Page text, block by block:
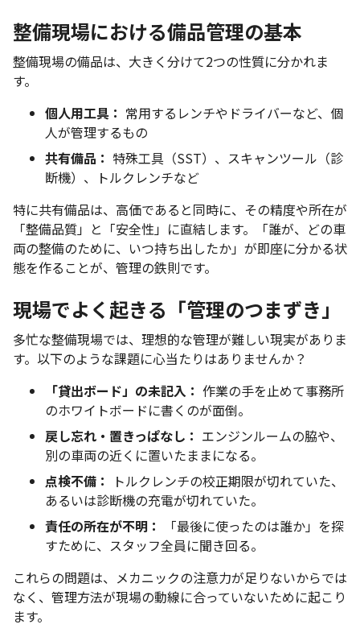
整備現場における備品管理の基本
整備現場の備品は、大きく分けて2つの性質に分かれま
す。
個人用工具： 常用するレンチやドライバーなど、個
人が管理するもの
共有備品： 特殊工具（SST）、スキャンツール（診
断機）、トルクレンチなど
特に共有備品は、高価であると同時に、その精度や所在が
「整備品質」と「安全性」に直結します。「誰が、どの車
両の整備のために、いつ持ち出したか」が即座に分かる状
態を作ることが、管理の鉄則です。
現場でよく起きる「管理のつまずき」
多忙な整備現場では、理想的な管理が難しい現実がありま
す。以下のような課題に心当たりはありませんか？
「貸出ボード」の未記入： 作業の手を止めて事務所
のホワイトボードに書くのが面倒。
戻し忘れ・置きっぱなし： エンジンルームの脇や、
別の車両の近くに置いたままになる。
点検不備：
トルクレンチの校正期限が切れていた、
あるいは診断機の充電が切れていた。
責任の所在が不明：
「最後に使ったのは誰か」を探
すために、スタッフ全員に聞き回る。
これらの問題は、メカニックの注意力が足りないからでは
なく、管理方法が現場の動線に合っていないために起こり
ます。